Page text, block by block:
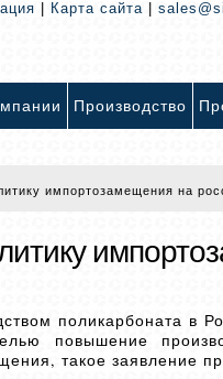
Карта сайта
Производство
импортозамещения на
поликарбоната в
повышение
такое заявление